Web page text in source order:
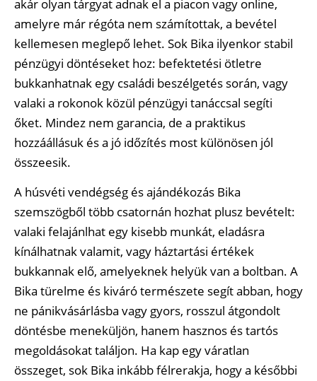
akár olyan tárgyat adnak el a piacon vagy online,
amelyre már régóta nem számítottak, a bevétel
kellemesen meglepő lehet. Sok Bika ilyenkor stabil
pénzügyi döntéseket hoz: befektetési ötletre
bukkanhatnak egy családi beszélgetés során, vagy
valaki a rokonok közül pénzügyi tanáccsal segíti
őket. Mindez nem garancia, de a praktikus
hozzáállásuk és a jó időzítés most különösen jól
összeesik.
A húsvéti vendégség és ajándékozás Bika
szemszögből több csatornán hozhat plusz bevételt:
valaki felajánlhat egy kisebb munkát, eladásra
kínálhatnak valamit, vagy háztartási értékek
bukkannak elő, amelyeknek helyük van a boltban. A
Bika türelme és kiváró természete segít abban, hogy
ne pánikvásárlásba vagy gyors, rosszul átgondolt
döntésbe meneküljön, hanem hasznos és tartós
megoldásokat találjon. Ha kap egy váratlan
összeget, sok Bika inkább félrerakja, hogy a későbbi